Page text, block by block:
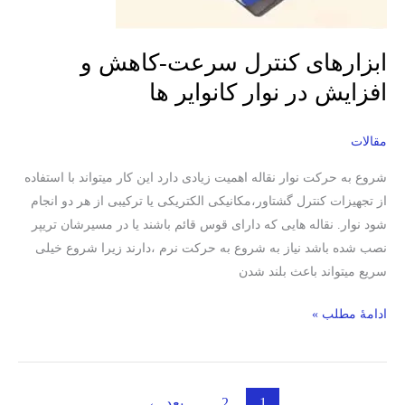
ابزارهای کنترل سرعت-کاهش و
افزایش در نوار کانوایر ها
مقالات
شروع به حرکت نوار نقاله اهمیت زیادی دارد این کار میتواند با استفاده
از تجهیزات کنترل گشتاور،مکانیکی الکتریکی یا ترکیبی از هر دو انجام
شود نوار. نقاله هایی که دارای قوس قائم باشند یا در مسیرشان تریپر
نصب شده باشد نیاز به شروع به حرکت نرم ،دارند زیرا شروع خیلی
سریع میتواند باعث بلند شدن
ادامۀ مطلب »